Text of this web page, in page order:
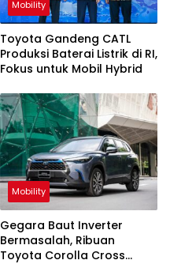
Mobility
Toyota Gandeng CATL
Produksi Baterai Listrik di RI,
Fokus untuk Mobil Hybrid
Mobility
Gegara Baut Inverter
Bermasalah, Ribuan
Toyota Corolla Cross